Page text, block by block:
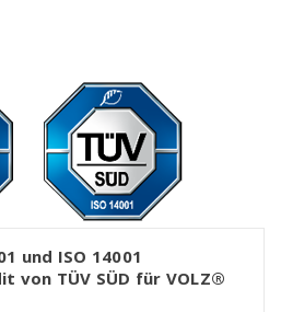
und ISO 14001
von TÜV SÜD für VOLZ®